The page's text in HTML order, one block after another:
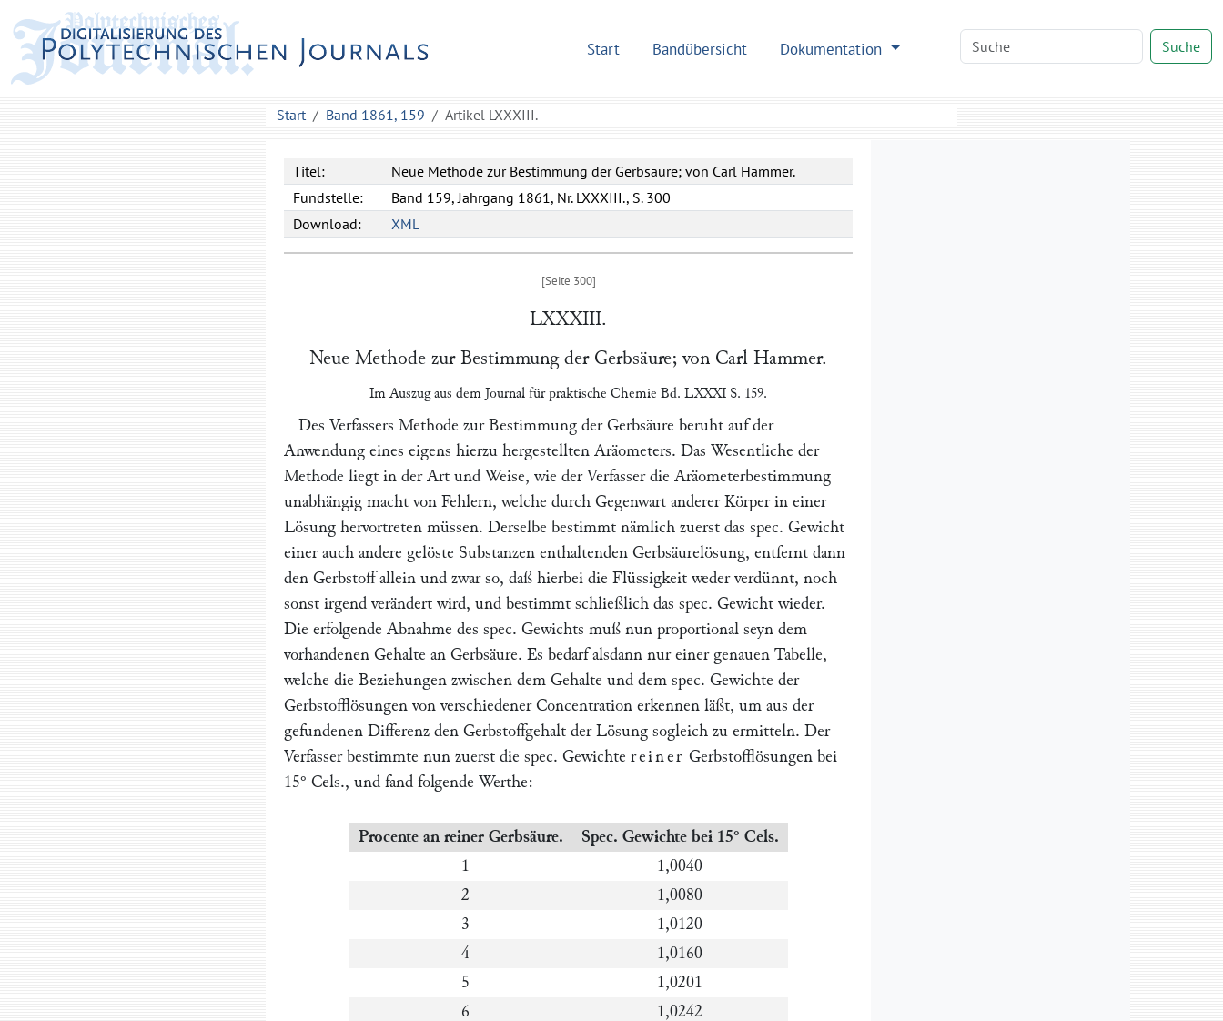
Start Bandübersicht Dokumentation Suche
Start Band 1861, 159 Artikel LXXXIII.
Titel:
Neue Methode zur Bestimmung der Gerbsäure; von Carl Hammer.
Fundstelle:
Band 159, Jahrgang 1861, Nr. LXXXIII., S. 300
Download:
XML
LXXXIII.
Neue Methode zur Bestimmung der Gerbsäure; von Carl Hammer.
Im Auszug aus dem Journal für praktische Chemie Bd. LXXXI S. 159.
Des Verfassers Methode zur Bestimmung der Gerbsäure beruht auf der
Anwendung eines eigens hierzu hergestellten Aräometers. Das Wesentliche der
Methode liegt in der Art und Weise, wie der Verfasser die Aräometerbestimmung
unabhängig macht von Fehlern, welche durch Gegenwart anderer Körper in einer
Lösung hervortreten müssen. Derselbe bestimmt nämlich zuerst das spec. Gewicht
einer auch andere gelöste Substanzen enthaltenden Gerbsäurelösung, entfernt dann
den Gerbstoff allein und zwar so, daß hierbei die Flüssigkeit weder verdünnt, noch
sonst irgend verändert wird, und bestimmt schließlich das spec. Gewicht wieder.
Die erfolgende Abnahme des spec. Gewichts muß nun proportional seyn dem
vorhandenen Gehalte an Gerbsäure. Es bedarf alsdann nur einer genauen Tabelle,
welche die Beziehungen zwischen dem Gehalte und dem spec. Gewichte der
Gerbstofflösungen von verschiedener Concentration erkennen läßt, um aus der
gefundenen Differenz den Gerbstoffgehalt der Lösung sogleich zu ermitteln. Der
Verfasser bestimmte nun zuerst die spec. Gewichte reiner Gerbstofflösungen bei
15° Cels., und fand folgende Werthe:
Procente an reiner Gerbsäure.
Spec. Gewichte bei 15° Cels.
1
1,0040
2
1,0080
3
1,0120
4
1,0160
5
1,0201
6
1,0242